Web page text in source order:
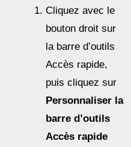
Cliquez avec le
bouton droit sur
la barre d’outils
Accès rapide,
puis cliquez sur
Personnaliser la
barre d’outils
Accès rapide